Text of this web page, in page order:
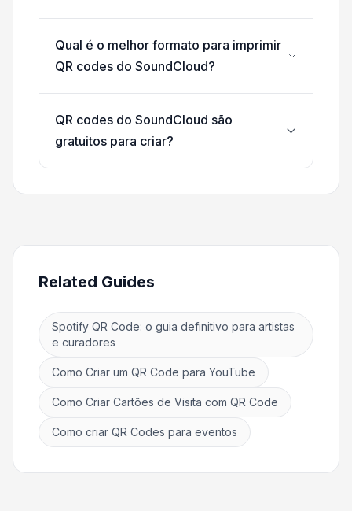
Qual é o melhor formato para imprimir
QR codes do SoundCloud?
QR codes do SoundCloud são
gratuitos para criar?
Related Guides
Spotify QR Code: o guia definitivo para artistas
e curadores
Como Criar um QR Code para YouTube
Como Criar Cartões de Visita com QR Code
Como criar QR Codes para eventos